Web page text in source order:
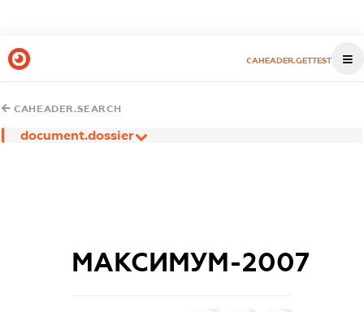
CAHEADER.GETTEST
CAHEADER.SEARCH
document.dossier
МАКСИМУМ-2007